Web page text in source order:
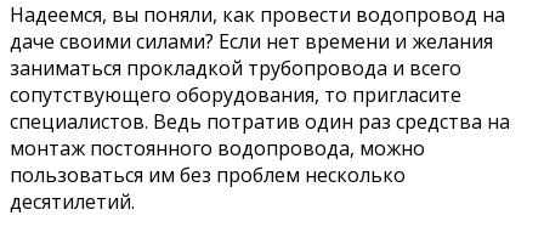
Надеемся, вы поняли, как провести водопровод на
даче своими силами? Если нет времени и желания
заниматься прокладкой трубопровода и всего
сопутствующего оборудования, то пригласите
специалистов. Ведь потратив один раз средства на
монтаж постоянного водопровода, можно
пользоваться им без проблем несколько
десятилетий.